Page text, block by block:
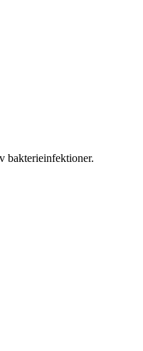
bakterieinfektioner.